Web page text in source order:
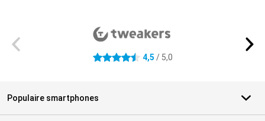
4.5 sterren 4,5 / 5,0
Populaire smartphones